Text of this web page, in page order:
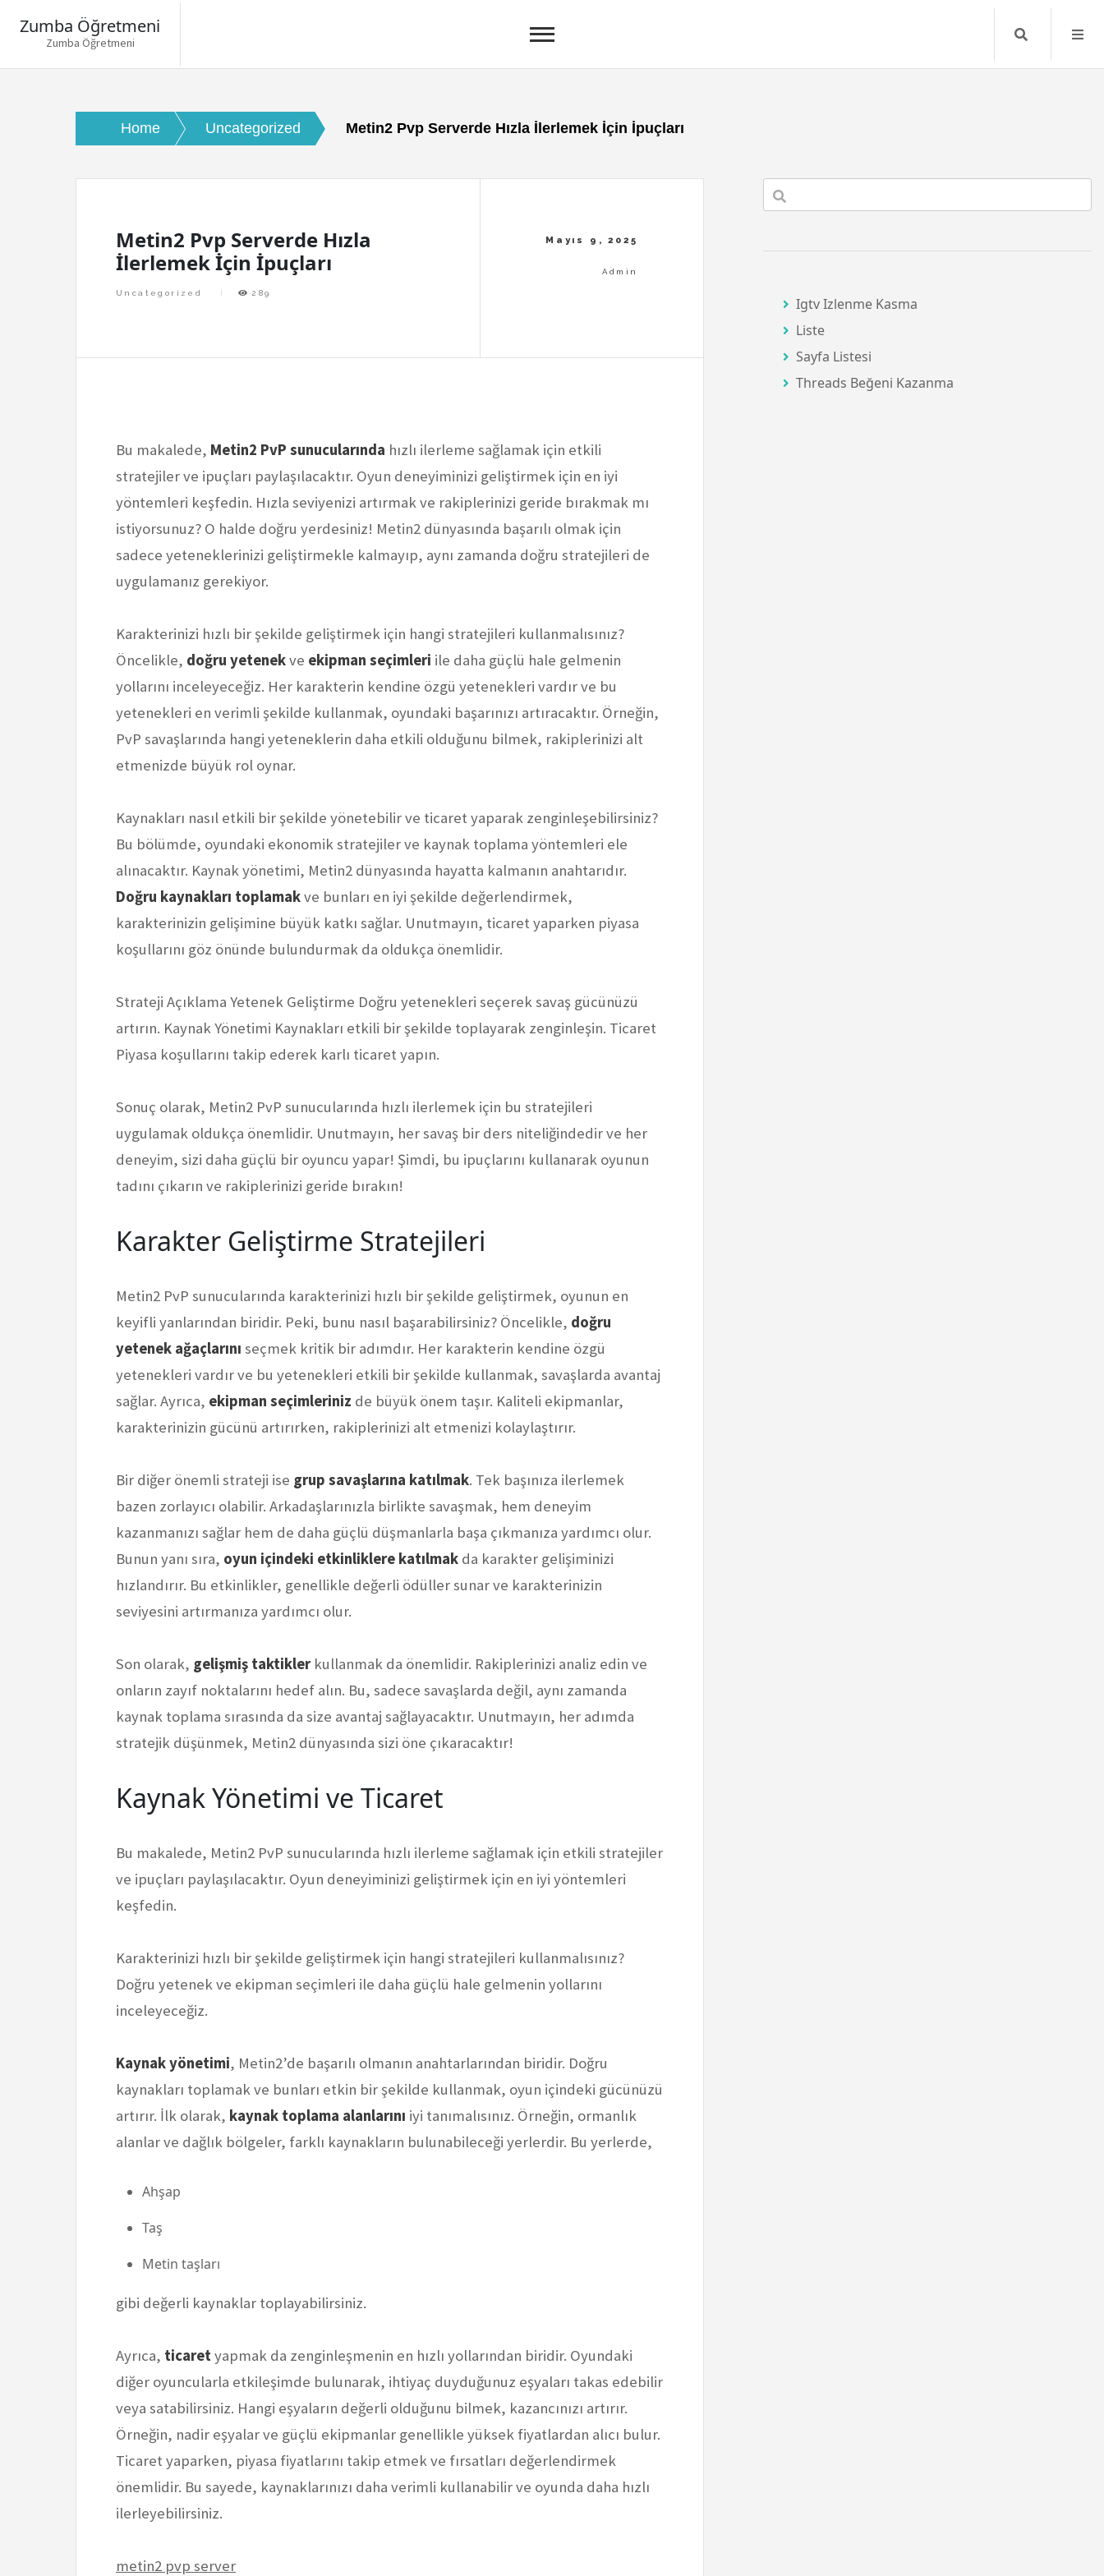
Zumba Öğretmeni
Zumba Öğretmeni Search
Home Uncategorized Metin2 Pvp Serverde Hızla İlerlemek İçin İpuçları
Metin2 Pvp Serverde Hızla
İlerlemek İçin İpuçları
Uncategorized 289
Bu makalede, Metin2 PvP sunucularında hızlı ilerleme sağlamak için etkili
stratejiler ve ipuçları paylaşılacaktır. Oyun deneyiminizi geliştirmek için en iyi
yöntemleri keşfedin. Hızla seviyenizi artırmak ve rakiplerinizi geride bırakmak mı
istiyorsunuz? O halde doğru yerdesiniz! Metin2 dünyasında başarılı olmak için
sadece yeteneklerinizi geliştirmekle kalmayıp, aynı zamanda doğru stratejileri de
uygulamanız gerekiyor.
Karakterinizi hızlı bir şekilde geliştirmek için hangi stratejileri kullanmalısınız?
Öncelikle, doğru yetenekve ekipman seçimleri ile daha güçlü hale gelmenin
yollarını inceleyeceğiz. Her karakterin kendine özgü yetenekleri vardır ve bu
yetenekleri en verimli şekilde kullanmak, oyundaki başarınızı artıracaktır. Örneğin,
PvP savaşlarında hangi yeteneklerin daha etkili olduğunu bilmek, rakiplerinizi alt
etmenizde büyük rol oynar.
Kaynakları nasıl etkili bir şekilde yönetebilir ve ticaret yaparak zenginleşebilirsiniz?
Bu bölümde, oyundaki ekonomik stratejiler ve kaynak toplama yöntemleri ele
alınacaktır. Kaynak yönetimi, Metin2 dünyasında hayatta kalmanın anahtarıdır.
Doğru kaynakları toplamakve bunları en iyi şekilde değerlendirmek,
karakterinizin gelişimine büyük katkı sağlar. Unutmayın, ticaret yaparken piyasa
koşullarını göz önünde bulundurmak da oldukça önemlidir.
Strateji Açıklama Yetenek Geliştirme Doğru yetenekleri seçerek savaş gücünüzü
artırın. Kaynak Yönetimi Kaynakları etkili bir şekilde toplayarak zenginleşin. Ticaret
Piyasa koşullarını takip ederek karlı ticaret yapın.
Sonuç olarak, Metin2 PvP sunucularında hızlı ilerlemek için bu stratejileri
uygulamak oldukça önemlidir. Unutmayın, her savaş bir ders niteliğindedir ve her
deneyim, sizi daha güçlü bir oyuncu yapar! Şimdi, bu ipuçlarını kullanarak oyunun
tadını çıkarın ve rakiplerinizi geride bırakın!
Karakter Geliştirme Stratejileri
Metin2 PvP sunucularında karakterinizi hızlı bir şekilde geliştirmek, oyunun en
keyifli yanlarından biridir. Peki, bunu nasıl başarabilirsiniz? Öncelikle, doğru
yetenek ağaçlarını seçmek kritik bir adımdır. Her karakterin kendine özgü
yetenekleri vardır ve bu yetenekleri etkili bir şekilde kullanmak, savaşlarda avantaj
sağlar. Ayrıca, ekipman seçimleriniz de büyük önem taşır. Kaliteli ekipmanlar,
karakterinizin gücünü artırırken, rakiplerinizi alt etmenizi kolaylaştırır.
Bir diğer önemli strateji ise grup savaşlarına katılmak. Tek başınıza ilerlemek
bazen zorlayıcı olabilir. Arkadaşlarınızla birlikte savaşmak, hem deneyim
kazanmanızı sağlar hem de daha güçlü düşmanlarla başa çıkmanıza yardımcı olur.
Bunun yanı sıra, oyun içindeki etkinliklere katılmak da karakter gelişiminizi
hızlandırır. Bu etkinlikler, genellikle değerli ödüller sunar ve karakterinizin
seviyesini artırmanıza yardımcı olur.
Son olarak, gelişmiş taktiklerkullanmak da önemlidir. Rakiplerinizi analiz edin ve
onların zayıf noktalarını hedef alın. Bu, sadece savaşlarda değil, aynı zamanda
kaynak toplama sırasında da size avantaj sağlayacaktır. Unutmayın, her adımda
stratejik düşünmek, Metin2 dünyasında sizi öne çıkaracaktır!
Kaynak Yönetimi ve Ticaret
Bu makalede, Metin2 PvP sunucularında hızlı ilerleme sağlamak için etkili stratejiler
ve ipuçları paylaşılacaktır. Oyun deneyiminizi geliştirmek için en iyi yöntemleri
keşfedin.
Karakterinizi hızlı bir şekilde geliştirmek için hangi stratejileri kullanmalısınız?
Doğru yetenek ve ekipman seçimleri ile daha güçlü hale gelmenin yollarını
inceleyeceğiz.
Kaynak yönetimi, Metin2’de başarılı olmanın anahtarlarından biridir. Doğru
kaynakları toplamak ve bunları etkin bir şekilde kullanmak, oyun içindeki gücünüzü
artırır. İlk olarak, kaynak toplama alanlarını iyi tanımalısınız. Örneğin, ormanlık
alanlar ve dağlık bölgeler, farklı kaynakların bulunabileceği yerlerdir. Bu yerlerde,
Ahşap
Taş
Metin taşları
gibi değerli kaynaklar toplayabilirsiniz.
Ayrıca, ticaretyapmak da zenginleşmenin en hızlı yollarından biridir. Oyundaki
diğer oyuncularla etkileşimde bulunarak, ihtiyaç duyduğunuz eşyaları takas edebilir
veya satabilirsiniz. Hangi eşyaların değerli olduğunu bilmek, kazancınızı artırır.
Örneğin, nadir eşyalar ve güçlü ekipmanlar genellikle yüksek fiyatlardan alıcı bulur.
Ticaret yaparken, piyasa fiyatlarını takip etmek ve fırsatları değerlendirmek
önemlidir. Bu sayede, kaynaklarınızı daha verimli kullanabilir ve oyunda daha hızlı
ilerleyebilirsiniz.
metin2 pvp server
Igtv Izlenme Kasma
Liste
Sayfa Listesi
Threads Beğeni Kazanma